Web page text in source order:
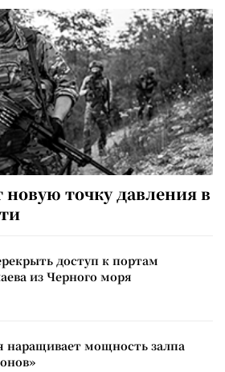
новую точку давления в
доступ к портам
из Черного моря
наращивает мощность залпа